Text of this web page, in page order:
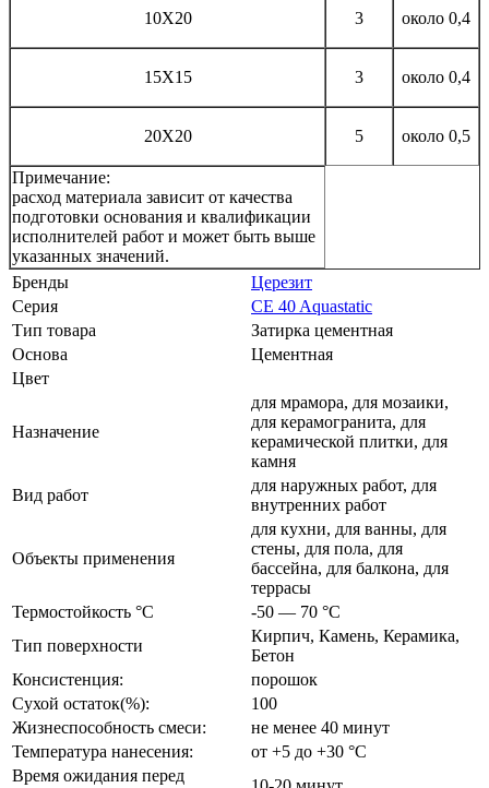
10Х20 3 около 0,4
15Х15 3 около 0,4
20Х20 5 около 0,5
Примечание:
расход материала зависит от качества
подготовки основания и квалификации
исполнителей работ и может быть выше
указанных значений.
Бренды
Церезит
Серия
CE 40 Aquastatic
Тип товара
Затирка цементная
Основа
Цементная
Цвет
Назначение
для мрамора, для мозаики,
для керамогранита, для
керамической плитки, для
камня
Вид работ
для наружных работ, для
внутренних работ
Объекты применения
для кухни, для ванны, для
стены, для пола, для
бассейна, для балкона, для
террасы
Термостойкость °С
-50 — 70 °C
Тип поверхности
Кирпич, Камень, Керамика,
Бетон
Консистенция:
порошок
Сухой остаток(%):
100
Жизнеспособность смеси:
не менее 40 минут
Температура нанесения:
от +5 до +30 °C
Время ожидания перед